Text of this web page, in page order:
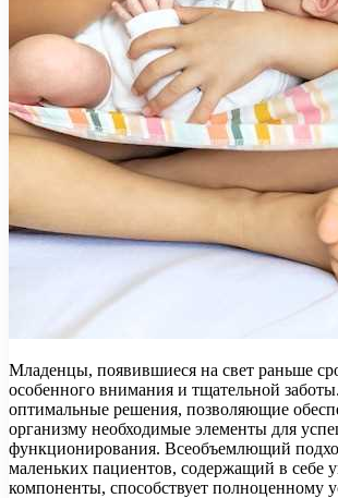
Младенцы, появившиеся на свет раньше
особенного внимания и тщательной
оптимальные решения, позволяющие
организму необходимые элементы для
функционирования. Всеобъемлющий
маленьких пациентов, содержащий в себе
компоненты, способствует полноценному